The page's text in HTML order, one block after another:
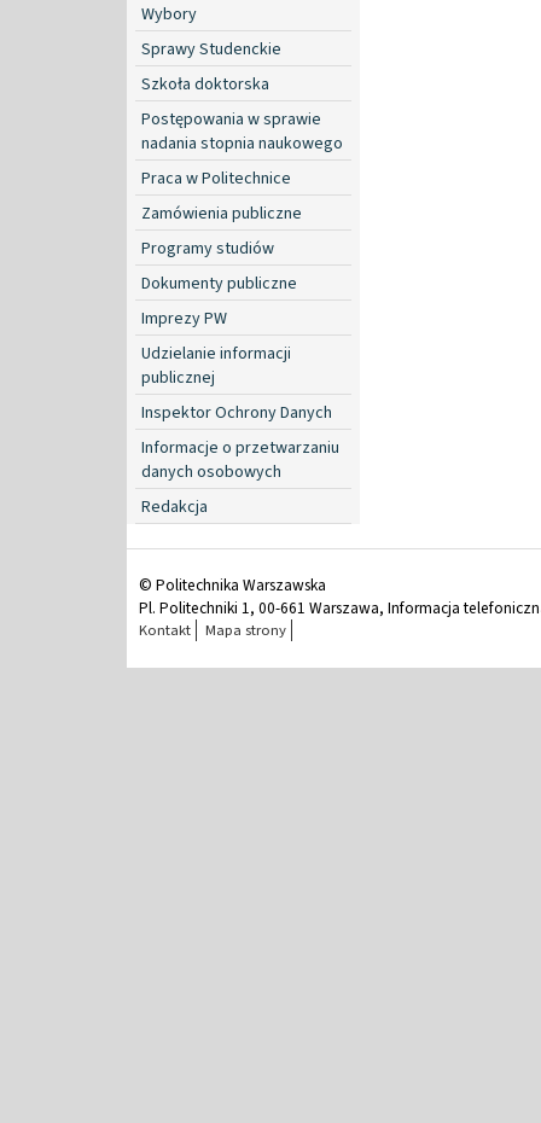
Wybory
Sprawy Studenckie
Szkoła doktorska
Postępowania w sprawie
nadania stopnia naukowego
Praca w Politechnice
Zamówienia publiczne
Programy studiów
Dokumenty publiczne
Imprezy PW
Udzielanie informacji
publicznej
Inspektor Ochrony Danych
Informacje o przetwarzaniu
danych osobowych
Redakcja
© Politechnika Warszawska
Pl. Politechniki 1, 00-661 Warszawa, Informacja
Kontakt Mapa strony